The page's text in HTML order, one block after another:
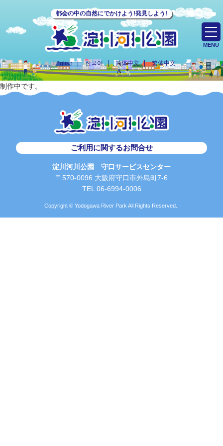
都会の中の自然にでかけよう!発見しよう!
English 한국어 简体中文 繁体中文
MENU
制作中です。
ご利用に関するお問合せ
淀川河川公園 守口サービスセンター
〒570-0096 大阪府守口市外島町7-6
TEL 06-6994-0006
Copyright © Yodogawa River Park All Rights Reserved..